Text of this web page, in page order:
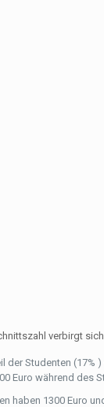
verbirgt
der Studenten (17%
Euro während des
haben 1300 Euro